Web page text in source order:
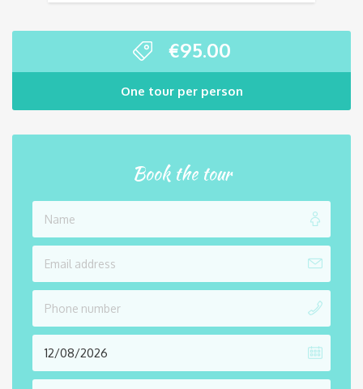
€95.00
One tour per person
Book the tour